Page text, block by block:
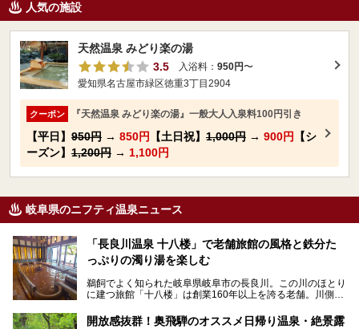
人気の施設
天然温泉 みどり楽の湯
3.5
入浴料： 950円〜
愛知県名古屋市緑区徳重3丁目2904
クーポン 『天然温泉 みどり楽の湯』一般大人入泉料100円引き
【平日】 950円 → 850円 【土日祝】 1,000円 → 900円
【シ
ーズン】 1,200円 → 1,100円
岐阜県のニフティ温泉ニュース
「長良川温泉 十八楼」で老舗旅館の風格と鉄分た
っぷりの濁り湯を楽しむ
鵜飼でよく知られた岐阜県岐阜市の長良川。この川のほとり
に建つ旅館「十八楼」は創業160年以上を誇る老舗。川側の
濁り湯で、地産地消にこだわった食事も定評があります。
開放感抜群！奥飛騨のオススメ日帰り温泉・絶景露